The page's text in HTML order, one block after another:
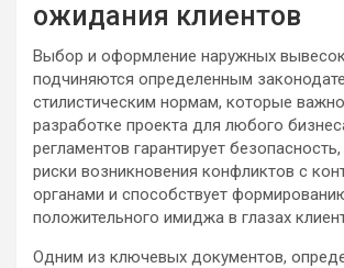
ожидания клиентов
Выбор и оформление наружных
подчиняются определенным
стилистическим нормам, которые
разработке проекта для любого
регламентов гарантирует
риски возникновения конфликтов с
органами и способствует
положительного имиджа в глазах
Одним из ключевых документов,